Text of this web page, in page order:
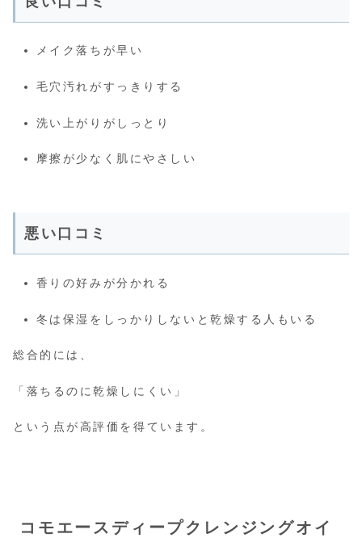
メイク落ちが早い
毛穴汚れがすっきりする
洗い上がりがしっとり
摩擦が少なく肌にやさしい
悪い口コミ
香りの好みが分かれる
冬は保湿をしっかりしないと乾燥する人もいる
総合的には、
「落ちるのに乾燥しにくい」
という点が高評価を得ています。
コモエースディープクレンジングオイ